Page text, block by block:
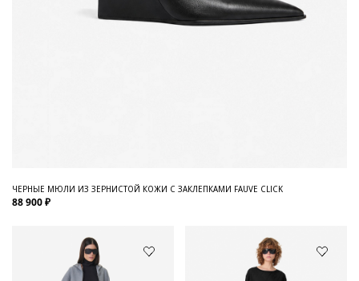
ЧЕРНЫЕ МЮЛИ ИЗ ЗЕРНИСТОЙ КОЖИ С ЗАКЛЕПКАМИ FAUVE CLICK
88 900 ₽